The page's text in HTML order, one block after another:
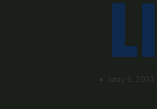
May 9, 2023